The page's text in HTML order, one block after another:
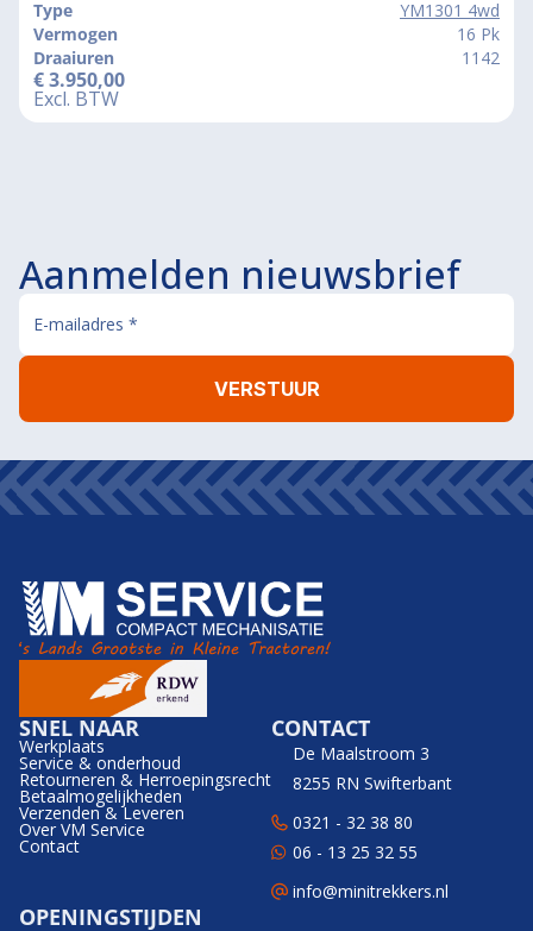
Type
YM1301 4wd
Vermogen
16 Pk
Draaiuren
1142
€3.950,00
Excl. BTW
Aanmelden nieuwsbrief
SNEL NAAR
Werkplaats
Service & onderhoud
Retourneren & Herroepingsrecht
Betaalmogelijkheden
Verzenden & Leveren
Over VM Service
Contact
CONTACT
De Maalstroom 3
8255 RN Swifterbant
0321 - 32 38 80
06 - 13 25 32 55
info@minitrekkers.nl
OPENINGSTIJDEN